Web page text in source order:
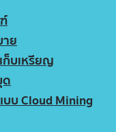
าย
ก็บเหรียญ
ด
บบ Cloud Mining